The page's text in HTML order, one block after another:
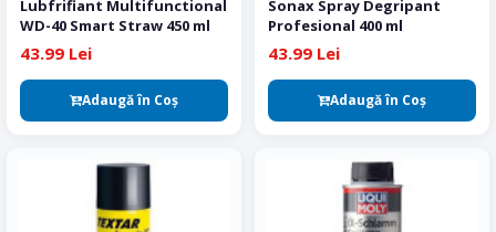
Lubfrifiant Multifunctional
WD-40 Smart Straw 450 ml
43.99 Lei
Adaugă în Coş
Sonax Spray Degripant
Profesional 400 ml
43.99 Lei
Adaugă în Coş